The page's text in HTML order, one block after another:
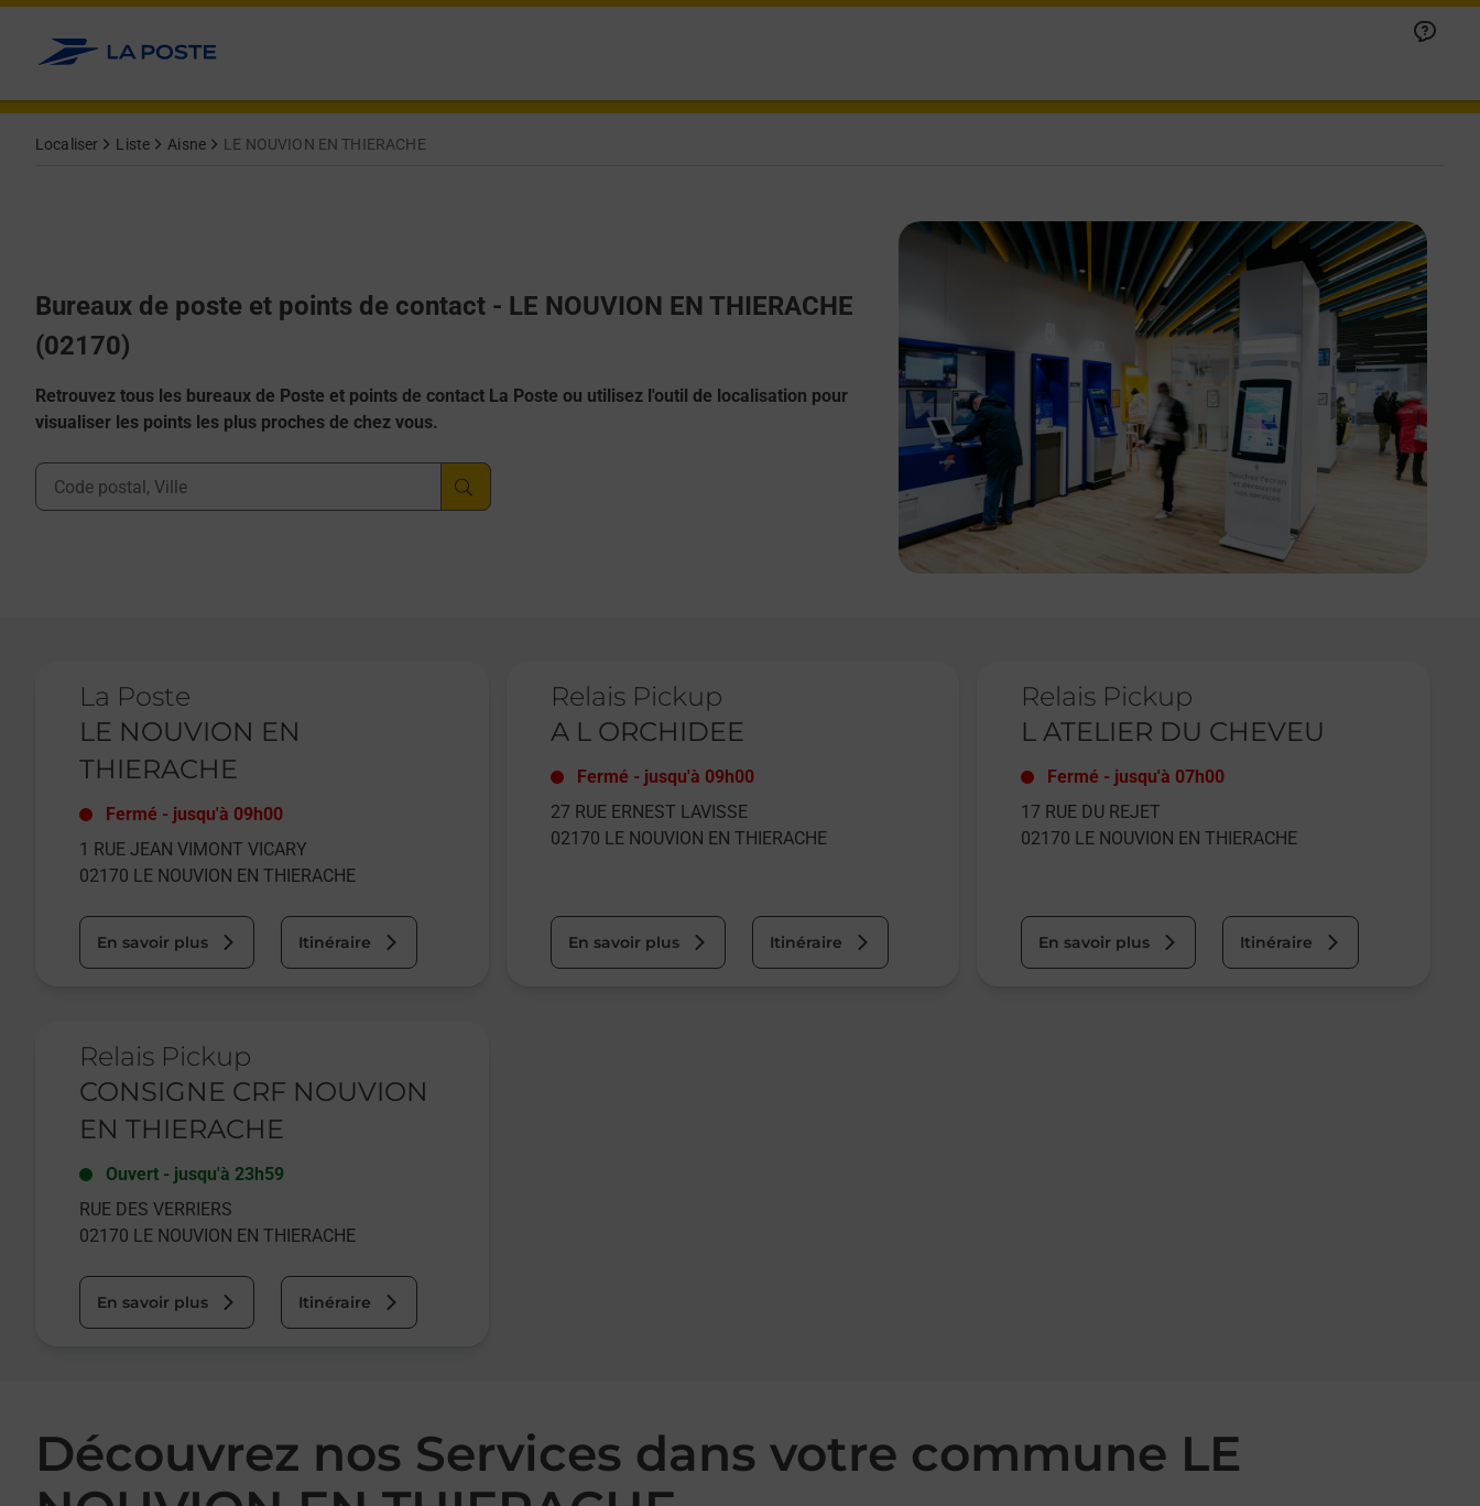
Allez au contenu
Localiser Liste Aisne LE NOUVION EN THIERACHE
Bureaux de poste et points de contact - LE NOUVION EN THIERACHE
(02170)
Retrouvez tous les bureaux de Poste et points de contact La Poste ou utilisez l'outil de localisation pour
visualiser les points les plus proches de chez vous.
Ville, Département, Code Postal
La Poste
LE NOUVION EN
THIERACHE
Fermé - jusqu'à 09h00
1 RUE JEAN VIMONT VICARY
02170 LE NOUVION EN THIERACHE
En savoir plus Itinéraire
Relais Pickup
A L ORCHIDEE
Fermé - jusqu'à 09h00
27 RUE ERNEST LAVISSE
02170 LE NOUVION EN THIERACHE
En savoir plus Itinéraire
Relais Pickup
L ATELIER DU CHEVEU
Fermé - jusqu'à 07h00
17 RUE DU REJET
02170 LE NOUVION EN THIERACHE
En savoir plus Itinéraire
Relais Pickup
CONSIGNE CRF NOUVION
EN THIERACHE
Ouvert - jusqu'à 23h59
RUE DES VERRIERS
02170 LE NOUVION EN THIERACHE
En savoir plus Itinéraire
Découvrez nos Services dans votre commune LE
Afficher ou masquer la réponse
Afficher ou masquer la réponse
Afficher ou masquer la réponse
Afficher ou masquer la réponse
Afficher ou masquer la réponse